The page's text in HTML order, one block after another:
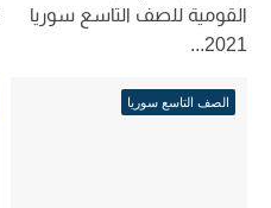
القومية للصف التاسع سوريا
2021...
الصف التاسع سوريا